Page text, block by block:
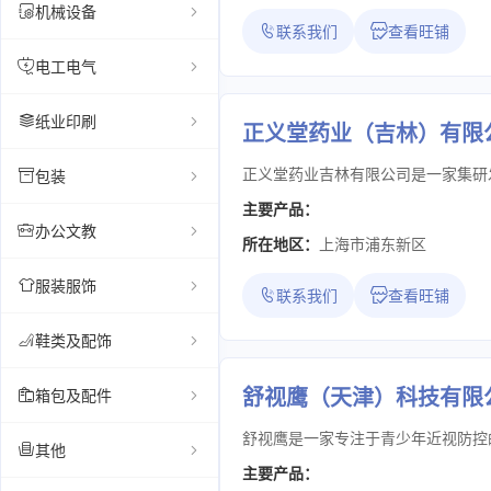
机械设备
电工电气
纸业印刷
包装
办公文教
服装服饰
鞋类及配饰
箱包及配件
其他
联系我们 查看旺铺
正义堂药业（吉林）有限
主要产品：
所在地区：
上海市浦东新区
联系我们 查看旺铺
舒视鹰（天津）科技有限
主要产品：